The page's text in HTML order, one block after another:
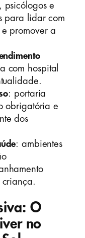
psicólogos e
para lidar com
promover a
com hospital
: portaria
obrigatória e
dos
: ambientes
O
no